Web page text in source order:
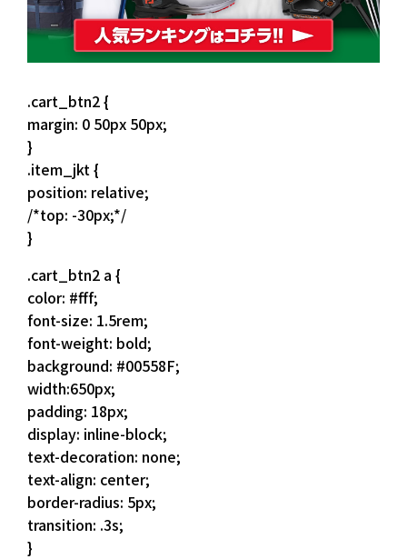
.cart_btn2 {
margin: 0 50px 50px;
}
.item_jkt {
position: relative;
/*top: -30px;*/
}
.cart_btn2 a {
color: #fff;
font-size: 1.5rem;
font-weight: bold;
background: #00558F;
width:650px;
padding: 18px;
display: inline-block;
text-decoration: none;
text-align: center;
border-radius: 5px;
transition: .3s;
}